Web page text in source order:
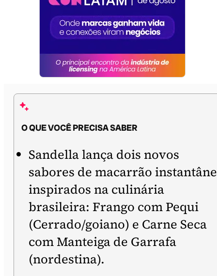
O QUE VOCÊ PRECISA SABER
Sandella lança dois novos
sabores de macarrão
inspirados na culinária
brasileira: Frango com Pequi
(Cerrado/goiano) e Carne Seca
com Manteiga de Garrafa
(nordestina).